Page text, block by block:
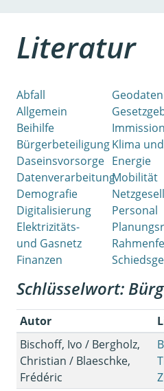
Literatur
Abfall
Allgemein
Beihilfe
Bürgerbeteiligung
Daseinsvorsorge
Datenverarbeitung
Demografie
Digitalisierung
Elektrizitäts-
und Gasnetz
Finanzen
Geodaten
Klima und
Energie
Mobilität
Personal
Schlüsselwort:
Autor
Bischoff, Ivo / Bergholz,
Christian / Blaeschke,
Frédéric